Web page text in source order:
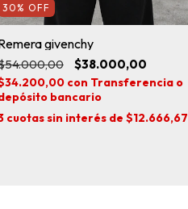
30 % OFF
givenchy
$38.000,00
con Transferencia o
bancario
cuotas sin interés de $12.666,67